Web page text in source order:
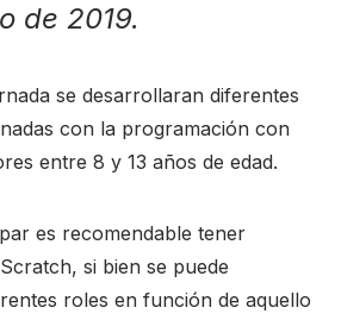
de 2019.
se desarrollaran diferentes
con la programación con
entre 8 y 13 años de edad.
es recomendable tener
si bien se puede
roles en función de aquello